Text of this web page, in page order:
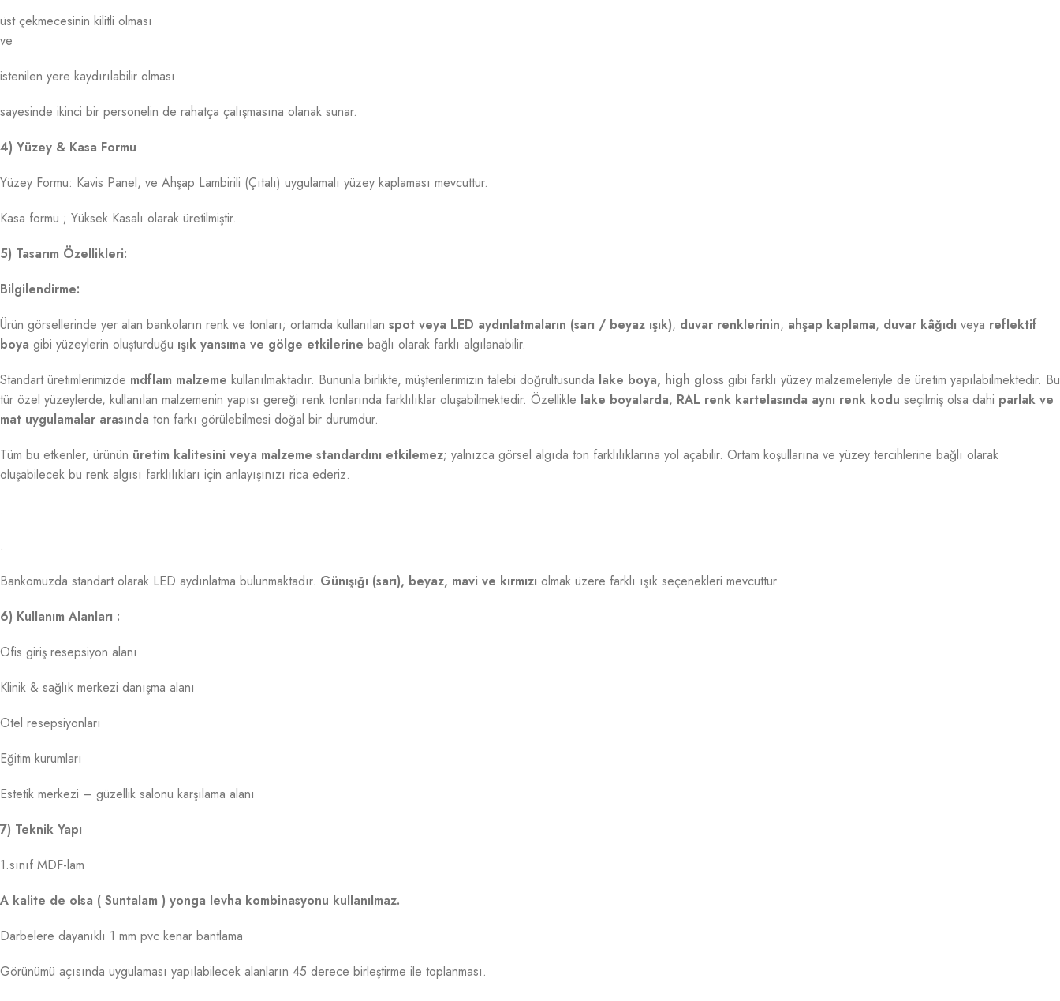
üst çekmecesinin kilitli olması
ve
istenilen yere kaydırılabilir olması
sayesinde ikinci bir personelin de rahatça çalışmasına olanak sunar.
4) Yüzey & Kasa Formu
Yüzey Formu: Kavis Panel, ve Ahşap Lambirili (Çıtalı) uygulamalı yüzey kaplaması mevcuttur.
Kasa formu ; Yüksek Kasalı olarak üretilmiştir.
5) Tasarım Özellikleri:
Bilgilendirme:
Ürün görsellerinde yer alan bankoların renk ve tonları; ortamda kullanılan spot veya LED aydınlatmaların (sarı / beyaz ışık), duvar renklerinin, ahşap kaplama, duvar kâğıdı veya reflektif
boya gibi yüzeylerin oluşturduğu ışık yansıma ve gölge etkilerine bağlı olarak farklı algılanabilir.
Standart üretimlerimizde mdflam malzeme kullanılmaktadır. Bununla birlikte, müşterilerimizin talebi doğrultusunda lake boya, high gloss gibi farklı yüzey malzemeleriyle de üretim yapılabilmektedir. Bu
tür özel yüzeylerde, kullanılan malzemenin yapısı gereği renk tonlarında farklılıklar oluşabilmektedir. Özellikle lake boyalarda, RAL renk kartelasında aynı renk kodu seçilmiş olsa dahi parlak ve
mat uygulamalar arasında ton farkı görülebilmesi doğal bir durumdur.
Tüm bu etkenler, ürünün üretim kalitesini veya malzeme standardını etkilemez; yalnızca görsel algıda ton farklılıklarına yol açabilir. Ortam koşullarına ve yüzey tercihlerine bağlı olarak
oluşabilecek bu renk algısı farklılıkları için anlayışınızı rica ederiz.
.
.
Bankomuzda standart olarak LED aydınlatma bulunmaktadır. Günışığı (sarı), beyaz, mavi ve kırmızı olmak üzere farklı ışık seçenekleri mevcuttur.
6) Kullanım Alanları :
Ofis giriş resepsiyon alanı
Klinik & sağlık merkezi danışma alanı
Otel resepsiyonları
Eğitim kurumları
Estetik merkezi – güzellik salonu karşılama alanı
7) Teknik Yapı
1.sınıf MDF-lam
A kalite de olsa ( Suntalam ) yonga levha kombinasyonu kullanılmaz.
Darbelere dayanıklı 1 mm pvc kenar bantlama
Görünümü açısında uygulaması yapılabilecek alanların 45 derece birleştirme ile toplanması.